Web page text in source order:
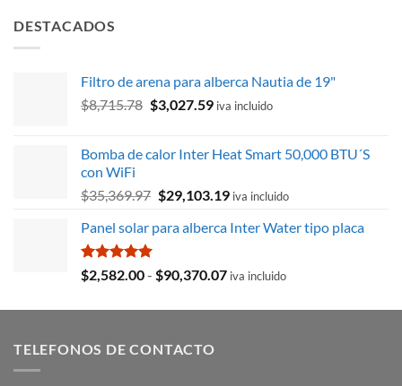
DESTACADOS
Filtro de arena para alberca Nautia de 19"
$8,715.78 El
era:
$3,027.59El
es:
iva incluido
Bomba de calor Inter Heat Smart 50,000 BTU´S
con WiFi
$35,369.97 El
original
$35,369.97.
$29,103.19El
actual
$29,103.19.
iva incluido
Panel solar para alberca Inter Water tipo placa
Valorado
con
$2,582.00- $90,370.07Rango
precios:
iva incluido
TELEFONOS DE CONTACTO